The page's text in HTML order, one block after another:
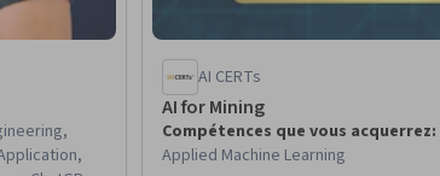
AI CERTs
AI for Mining
Compétences que vous acquerrez:
Applied Machine Learning